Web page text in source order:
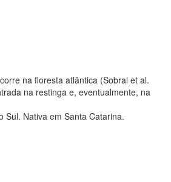
na floresta atlântica (Sobral et al.
na restinga e, eventualmente, na
Sul. Nativa em Santa Catarina.